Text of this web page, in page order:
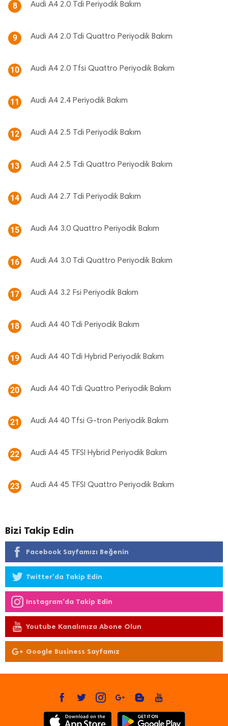
8 Audi A4 2.0 Tdi Periyodik Bakım
9 Audi A4 2.0 Tdi Quattro Periyodik Bakım
10 Audi A4 2.0 Tfsi Quattro Periyodik Bakım
11 Audi A4 2.4 Periyodik Bakım
12 Audi A4 2.5 Tdi Periyodik Bakım
13 Audi A4 2.5 Tdi Quattro Periyodik Bakım
14 Audi A4 2.7 Tdi Periyodik Bakım
15 Audi A4 3.0 Quattro Periyodik Bakım
16 Audi A4 3.0 Tdi Quattro Periyodik Bakım
17 Audi A4 3.2 Fsi Periyodik Bakım
18 Audi A4 40 Tdi Periyodik Bakım
19 Audi A4 40 Tdi Hybrid Periyodik Bakım
20 Audi A4 40 Tdi Quattro Periyodik Bakım
21 Audi A4 40 Tfsi G-tron Periyodik Bakım
22 Audi A4 45 TFSI Hybrid Periyodik Bakım
23 Audi A4 45 TFSI Quattro Periyodik Bakım
Bizi Takip Edin
Facebook Sayfamızı Beğenin
Twitter'da Takip Edin
Instagram'da Takip Edin
Youtube Kanalımıza Abone Olun
Google Business Sayfamız